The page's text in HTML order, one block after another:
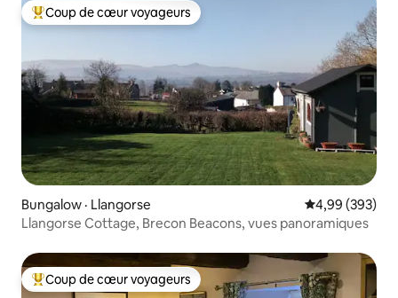
Coup de cœur voyageurs parmi les plus aimés
Coup de cœur voyageurs
Bungalow · Llangorse Note
4,99 (393)
Llangorse Cottage, Brecon Beacons, vues panoramiques
Coup de cœur voyageurs parmi les plus aimés
Coup de cœur voyageurs